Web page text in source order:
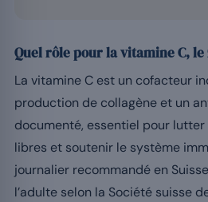
Quel rôle pour la vitamine C,
La vitamine C est un cofacteur
production de collagène et un
documenté, essentiel pour
libres et soutenir le système
journalier recommandé en
l’adulte selon la Société suisse